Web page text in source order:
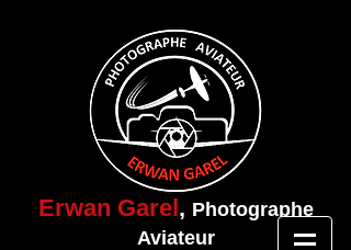
Erwan Garel, Photographe
Aviateur